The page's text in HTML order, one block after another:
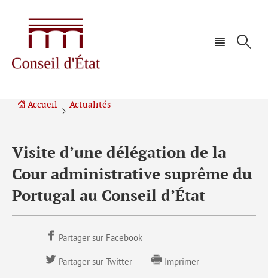
contenu
Accueil Actualités
Visite d’une délégation de la
Cour administrative suprême du
Portugal au Conseil d’État
Partager sur Facebook
Partager sur Twitter Imprimer